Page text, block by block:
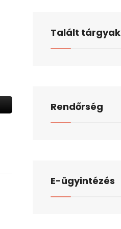
Talált tárgyak
Rendőrség
E-ügyintézés